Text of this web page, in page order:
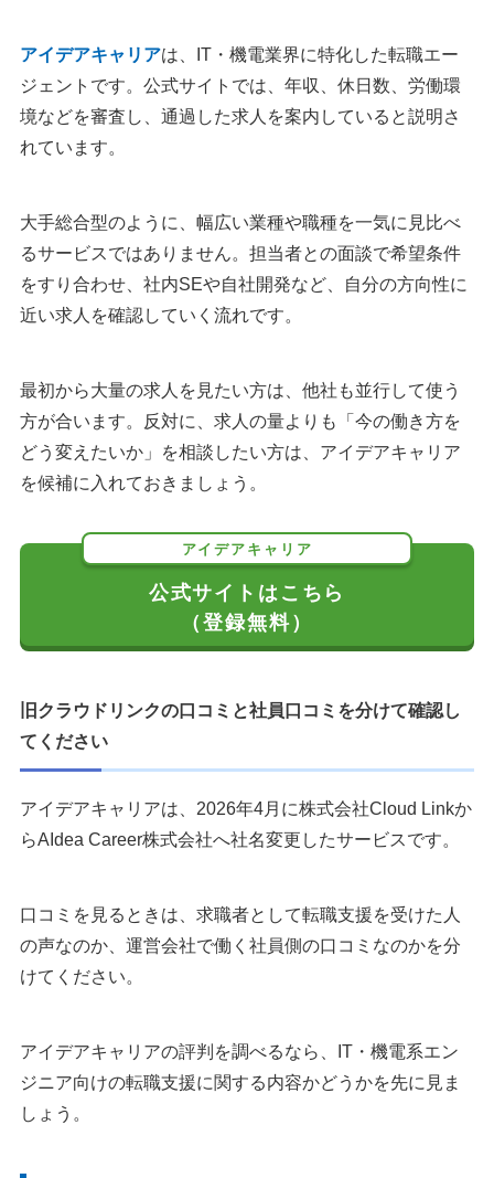
アイデアキャリアは、IT・機電業界に特化した転職エー
ジェントです。公式サイトでは、年収、休日数、労働環
境などを審査し、通過した求人を案内していると説明さ
れています。
大手総合型のように、幅広い業種や職種を一気に見比べ
るサービスではありません。担当者との面談で希望条件
をすり合わせ、社内SEや自社開発など、自分の方向性に
近い求人を確認していく流れです。
最初から大量の求人を見たい方は、他社も並行して使う
方が合います。反対に、求人の量よりも「今の働き方を
どう変えたいか」を相談したい方は、アイデアキャリア
を候補に入れておきましょう。
アイデアキャリア
公式サイトはこちら
（登録無料）
旧クラウドリンクの口コミと社員口コミを分けて確認し
てください
アイデアキャリアは、2026年4月に株式会社Cloud Linkか
らAIdea Career株式会社へ社名変更したサービスです。
口コミを見るときは、求職者として転職支援を受けた人
の声なのか、運営会社で働く社員側の口コミなのかを分
けてください。
アイデアキャリアの評判を調べるなら、IT・機電系エン
ジニア向けの転職支援に関する内容かどうかを先に見ま
しょう。